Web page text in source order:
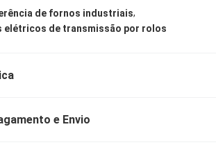
de fornos industriais,
elétricos de transmissão por rolos
e Envio